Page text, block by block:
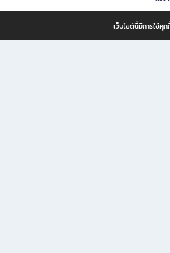
เว็บไซต์นี้มีการใช้คุ